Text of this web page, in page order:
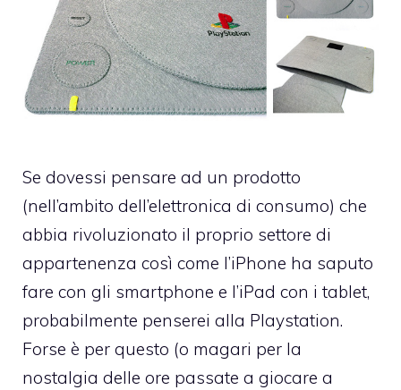
Se dovessi pensare ad un prodotto
(nell’ambito dell’elettronica di consumo) che
abbia rivoluzionato il proprio settore di
appartenenza così come l’iPhone ha saputo
fare con gli smartphone e l’iPad con i tablet,
probabilmente penserei alla Playstation.
Forse è per questo (o magari per la
nostalgia delle ore passate a giocare a